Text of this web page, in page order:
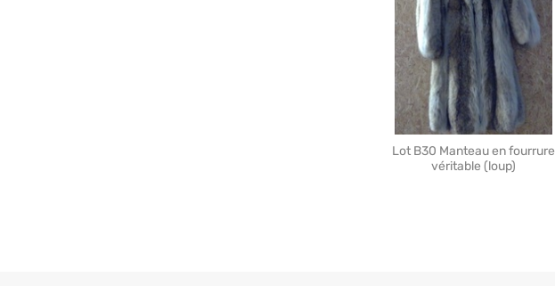
Lot B30 Manteau en fourrure
véritable (loup)